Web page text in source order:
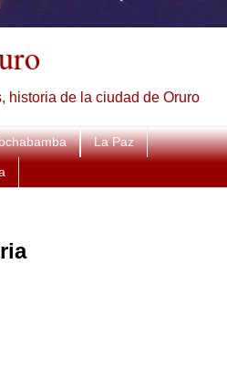
historia de la ciudad de Oruro
La Paz